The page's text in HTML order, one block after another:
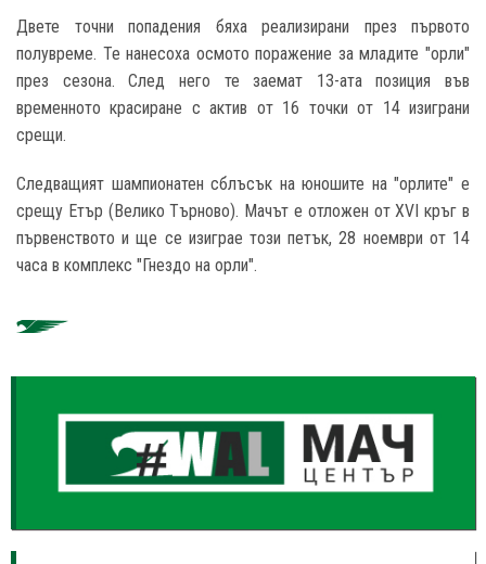
Двете точни попадения бяха реализирани през първото
полувреме. Те нанесоха осмото поражение за младите "орли"
през сезона. След него те заемат 13-ата позиция във
временното красиране с актив от 16 точки от 14 изиграни
срещи.
Следващият шампионатен сблъсък на юношите на "орлите" е
срещу Етър (Велико Търново). Мачът е отложен от XVI кръг в
първенството и ще се изиграе този петък, 28 ноември от 14
часа в комплекс "Гнездо на орли".